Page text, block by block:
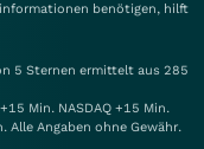
benötigen, hilft
5 Sternen ermittelt aus 285
Min. NASDAQ +15 Min.
Alle Angaben ohne Gewähr.